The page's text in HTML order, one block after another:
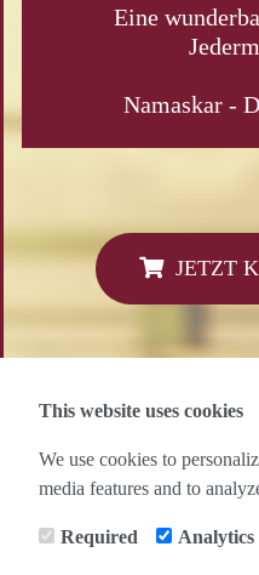
This website uses cookies
We use cookies to
media features and to
Required Analytics
Eine
Namaskar -
JETZT
ZURÜCK ZU